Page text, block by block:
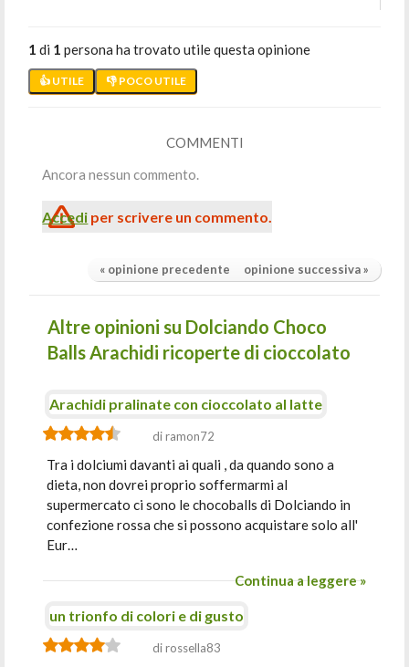
1 di 1 persona ha trovato utile questa opinione
👍 UTILE 👎 POCO UTILE
COMMENTI
Ancora nessun commento.
Accedi per scrivere un commento.
« opinione precedente opinione successiva »
Altre opinioni su Dolciando Choco
Balls Arachidi ricoperte di cioccolato
Arachidi pralinate con cioccolato al latte
di ramon72
Tra i dolciumi davanti ai quali , da quando sono a
dieta, non dovrei proprio soffermarmi al
supermercato ci sono le chocoballs di Dolciando in
confezione rossa che si possono acquistare solo all'
Eur…
Continua a leggere »
un trionfo di colori e di gusto
di rossella83